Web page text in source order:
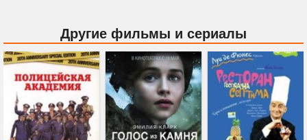
Другие фильмы и сериалы